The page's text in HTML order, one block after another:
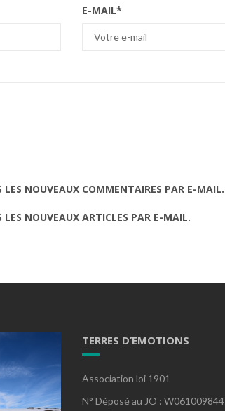
E-MAIL*
LES NOUVEAUX COMMENTAIRES PAR E-MAIL.
LES NOUVEAUX ARTICLES PAR E-MAIL.
TERRES D’EMOTIONS
Association loi 1901
N° Déposé au JO : W061009844